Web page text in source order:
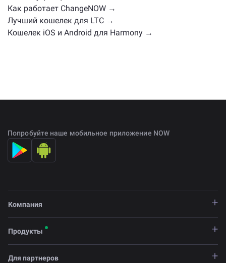
Как работает ChangeNOW →
Лучший кошелек для LTC →
Кошелек iOS и Android для Harmony →
Попробуйте наше мобильное приложение NOW
Компания
Продукты
Для партнеров